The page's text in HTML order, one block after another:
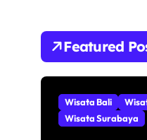
n
u
k
Featured
Wisata Bali
Wisata Surabaya